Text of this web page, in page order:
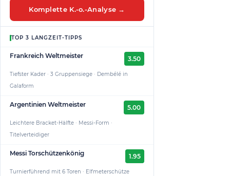
Komplette K.-o.-Analyse →
TOP 3 LANGZEIT-TIPPS
Frankreich Weltmeister 3.50
Tiefster Kader · 3 Gruppensiege · Dembélé in
Galaform
Argentinien Weltmeister 5.00
Leichtere Bracket-Hälfte · Messi-Form ·
Titelverteidiger
Messi Torschützenkönig 1.95
Turnierführend mit 6 Toren · Elfmeterschütze